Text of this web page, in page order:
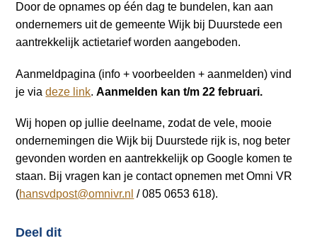
Door de opnames op één dag te bundelen, kan aan
ondernemers uit de gemeente Wijk bij Duurstede een
aantrekkelijk actietarief worden aangeboden.
Aanmeldpagina (info + voorbeelden + aanmelden) vind
je viadeze link.Aanmelden kan t/m 22 februari.
Wij hopen op jullie deelname, zodat de vele, mooie
ondernemingen die Wijk bij Duurstede rijk is, nog beter
gevonden worden en aantrekkelijk op Google komen te
staan. Bij vragen kan je contact opnemen met Omni VR
(hansvdpost@omnivr.nl / 085 0653 618).
Deel dit